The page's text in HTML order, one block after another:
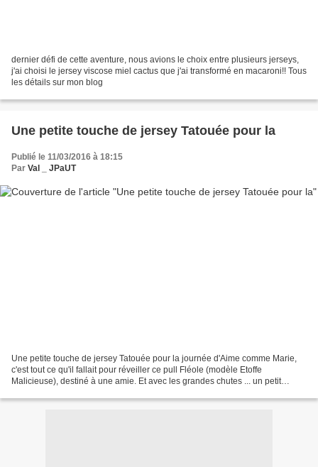
dernier défi de cette aventure, nous avions le choix entre plusieurs jerseys,
j'ai choisi le jersey viscose miel cactus que j'ai transformé en macaroni!! Tous
les détails sur mon blog
Une petite touche de jersey Tatouée pour la
Publié le 11/03/2016 à 18:15
Par Val _ JPaUT
Une petite touche de jersey Tatouée pour la journée d'Aime comme Marie,
c'est tout ce qu'il fallait pour réveiller ce pull Fléole (modèle Etoffe
Malicieuse), destiné à une amie. Et avec les grandes chutes ... un petit